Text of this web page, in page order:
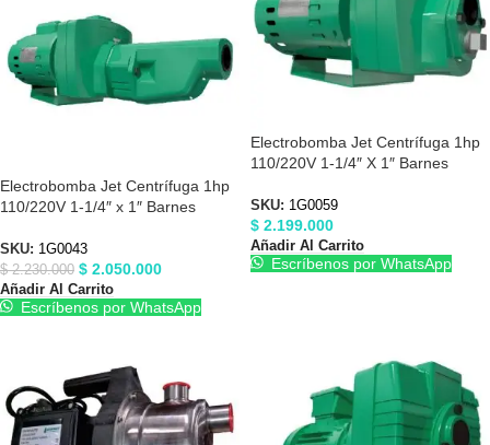
Electrobomba Jet Centrífuga 1hp
110/220V 1-1/4″ x 1″ Barnes
SKU: 1G0043
$2.230.000 $ 2.050.000
Añadir Al Carrito
Escríbenos por WhatsApp
Electrobomba Jet Centrífuga 1hp
110/220V 1-1/4″ X 1″ Barnes
SKU: 1G0059
$ 2.199.000
Añadir Al Carrito
Escríbenos por WhatsApp